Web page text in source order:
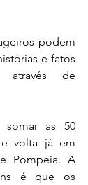
podem
e fatos
através de
somar as 50
volta já em
Pompeia. A
é que os